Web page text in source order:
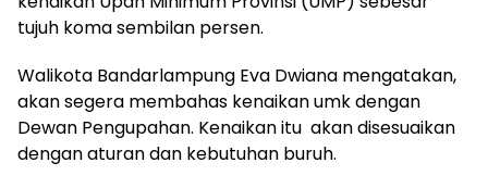
tujuh koma sembilan persen.
Walikota Bandarlampung Eva Dwiana mengatakan,
akan segera membahas kenaikan umk dengan
Dewan Pengupahan. Kenaikan itu akan disesuaikan
dengan aturan dan kebutuhan buruh.